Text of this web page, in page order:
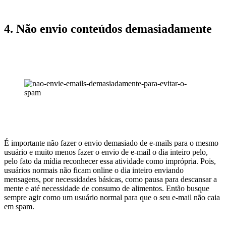
4. Não envio conteúdos demasiadamente
É importante não fazer o envio demasiado de e-mails para o mesmo
usuário e muito menos fazer o envio de e-mail o dia inteiro pelo,
pelo fato da mídia reconhecer essa atividade como imprópria. Pois,
usuários normais não ficam online o dia inteiro enviando
mensagens, por necessidades básicas, como pausa para descansar a
mente e até necessidade de consumo de alimentos. Então busque
sempre agir como um usuário normal para que o seu e-mail não caia
em spam.